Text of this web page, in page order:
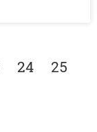
24
25